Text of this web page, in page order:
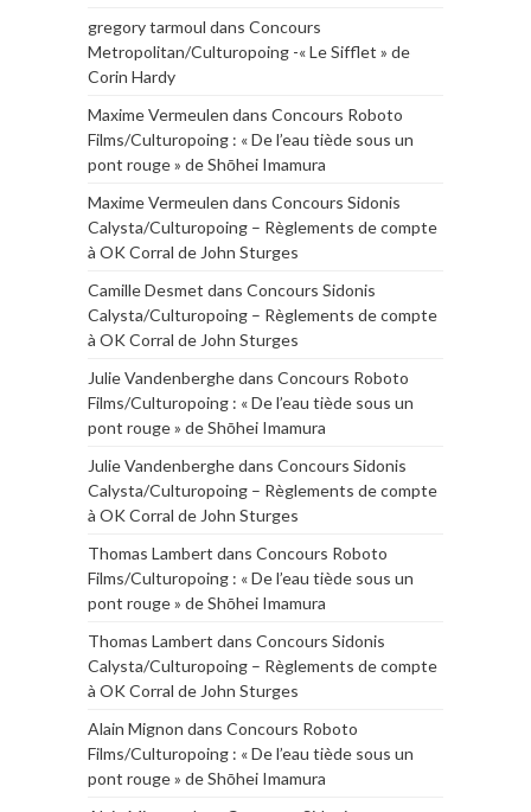
gregory tarmoul dans Concours
Metropolitan/Culturopoing -« Le Sifflet » de
Corin Hardy
Maxime Vermeulen dans Concours Roboto
Films/Culturopoing : « De l’eau tiède sous un
pont rouge » de Shōhei Imamura
Maxime Vermeulen dans Concours Sidonis
Calysta/Culturopoing – Règlements de compte
à OK Corral de John Sturges
Camille Desmet dans Concours Sidonis
Calysta/Culturopoing – Règlements de compte
à OK Corral de John Sturges
Julie Vandenberghedans Concours Roboto
Films/Culturopoing : « De l’eau tiède sous un
pont rouge » de Shōhei Imamura
Julie Vandenberghedans Concours Sidonis
Calysta/Culturopoing – Règlements de compte
à OK Corral de John Sturges
Thomas Lambert dans Concours Roboto
Films/Culturopoing : « De l’eau tiède sous un
pont rouge » de Shōhei Imamura
Thomas Lambert dans Concours Sidonis
Calysta/Culturopoing – Règlements de compte
à OK Corral de John Sturges
Alain Mignon dans Concours Roboto
Films/Culturopoing : « De l’eau tiède sous un
pont rouge » de Shōhei Imamura